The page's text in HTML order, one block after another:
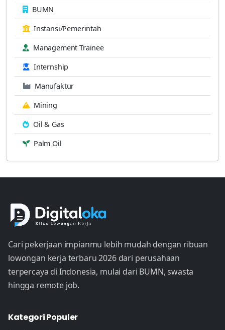
BUMN
Instansi/Pemerintah
Management Trainee
Internship
Manufaktur
Mining
Oil & Gas
Palm Oil
Cari pekerjaan impianmu lebih mudah dengan ribuan
lowongan kerja terbaru 2026 dari perusahaan
terpercaya di Indonesia, mulai dari BUMN, swasta
hingga remote job.
Kategori Populer